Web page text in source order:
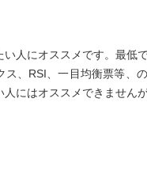
人にオススメです。最低
ス、RSI、一目均衡票等、
にはオススメできません